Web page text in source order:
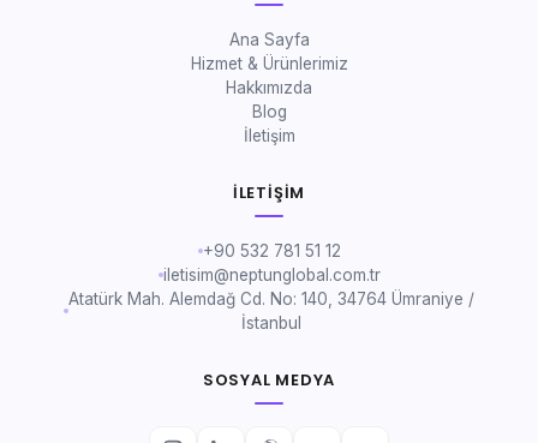
Ana Sayfa
Hizmet & Ürünlerimiz
Hakkımızda
Blog
İletişim
İLETIŞIM
+90 532 781 51 12
iletisim@neptunglobal.com.tr
Atatürk Mah. Alemdağ Cd. No: 140, 34764 Ümraniye /
İstanbul
SOSYAL MEDYA